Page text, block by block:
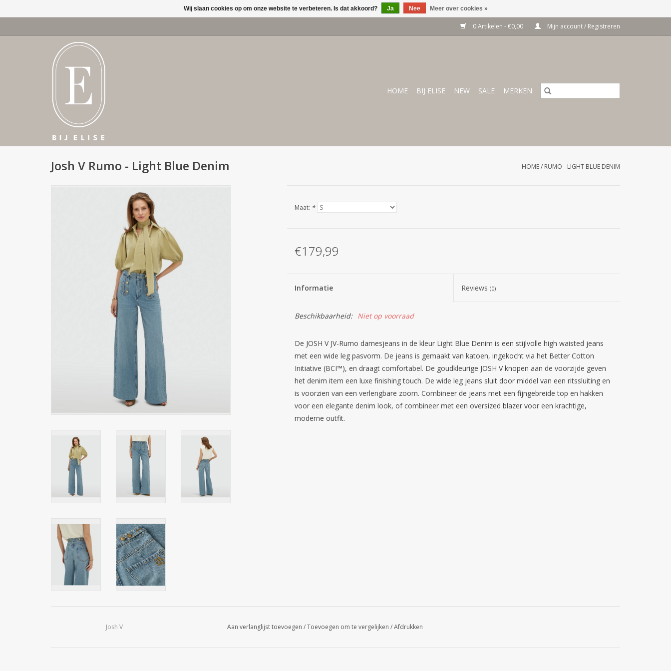
0 Artikelen - €0,00 Mijn account / Registreren
HOME BIJ ELISE NEW SALE MERKEN
Josh V Rumo - Light Blue Denim HOME/ RUMO - LIGHT BLUE DENIM
Maat: *
€179,99
Informatie Reviews(0)
Beschikbaarheid: Niet op voorraad
De JOSH V JV-Rumo damesjeans in de kleur Light Blue Denim is een stijlvolle high waisted jeans
met een wide leg pasvorm. De jeans is gemaakt van katoen, ingekocht via het Better Cotton
Initiative (BCI™), en draagt comfortabel. De goudkleurige JOSH V knopen aan de voorzijde geven
het denim item een luxe finishing touch. De wide leg jeans sluit door middel van een ritssluiting en
is voorzien van een verlengbare zoom. Combineer de jeans met een fijngebreide top en hakken
voor een elegante denim look, of combineer met een oversized blazer voor een krachtige,
moderne outfit.
Josh V Aan verlanglijst toevoegen /Toevoegen om te vergelijken /Afdrukken
Wij slaan cookies op om onze website te verbeteren. Is dat akkoord? Ja Nee Meer over cookies »